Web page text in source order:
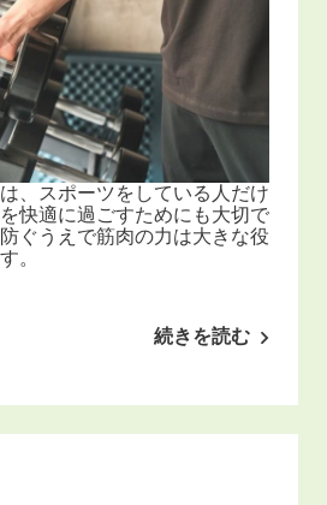
、スポーツをしている人だけ
快適に過ごすためにも大切で
ぐうえで筋肉の力は大きな役
。
続きを読む